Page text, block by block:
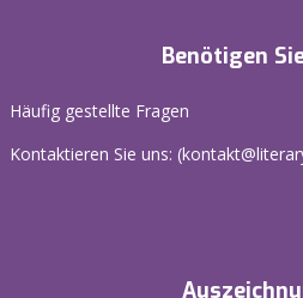
Benötigen
Häufig gestellte Fragen
Kontaktieren Sie uns: (